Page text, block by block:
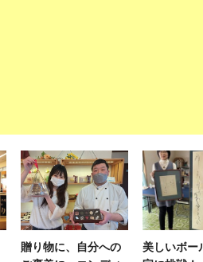
贈り物に、自分への
美しいボー